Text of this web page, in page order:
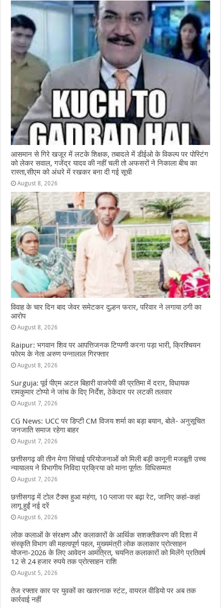
o
k
p e
आसमान से गिरे खजूर में लटके शिक्षक, तबादले में डीईओ के विकल्प पर पोस्टिंग
को लेकर सवाल, गजेंद्र यादव की नहीं चली तो अफसरों ने निकाला बीच का
रास्ता,सीएम को अंधरे में रखकर बना दी गई सूची
August 8, 2026
विवाह के चार दिन बाद जेवर समेटकर दुल्हन फरार, परिवार ने लगाया ठगी का
आरोप
August 8, 2026
Raipur: भगवान शिव पर आपत्तिजनक टिप्पणी करना पड़ा भारी, क्रिश्चियन
फोरम के नेता अरुण पन्नालाल गिरफ्तार
August 8, 2026
Surguja: पूर्व पीएम अटल बिहारी वाजपेयी की प्रतिमा में दरार, विधायक
रामकुमार टोप्पो ने जांच के दिए निर्देश, ठेकेदार पर लटकी तलवार
August 7, 2026
CG News: UCC पर डिप्टी CM विजय शर्मा का बड़ा बयान, बोले- अनुसूचित
जनजाति समाज रहेगा बाहर
August 7, 2026
छत्तीसगढ़ की तीन मेगा सिंचाई परियोजनाओं को मिली बड़ी कानूनी मजबूती उच्च
न्यायालय ने विभागीय निविदा प्रक्रिया को माना पूर्णतः विधिसम्मत
August 7, 2026
छत्तीसगढ़ में टोल टैक्स हुआ महंगा, 10 प्लाजा पर बढ़ा रेट, जानिए कहां-कहां
लागू हुईं नई दरें
August 6, 2026
लोक कलाओं के संरक्षण और कलाकारों के आर्थिक सशक्तीकरण की दिशा में
संस्कृति विभाग की महत्वपूर्ण पहल, मुख्यमंत्री लोक कलाकार प्रोत्साहन
योजना-2026 के लिए आवेदन आमंत्रित, चयनित कलाकारों को मिलेंगे प्रतिवर्ष
12 से 24 हजार रुपये तक प्रोत्साहन राशि
August 5, 2026
तेज रफ्तार कार पर युवकों का खतरनाक स्टंट, वायरल वीडियो पर अब तक
कार्रवाई नहीं